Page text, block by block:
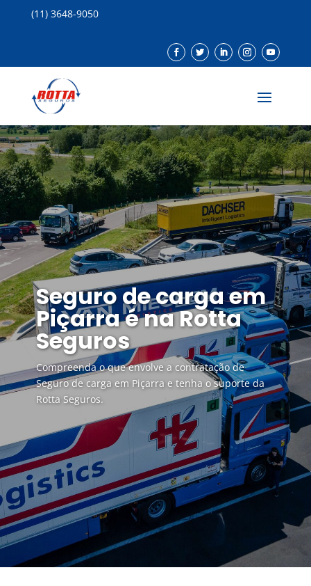
(11) 3648-9050
Seguro de carga em
Piçarra é na Rotta
Seguros
Compreenda o que envolve a contratação de
Seguro de carga em Piçarra e tenha o suporte da
Rotta Seguros.